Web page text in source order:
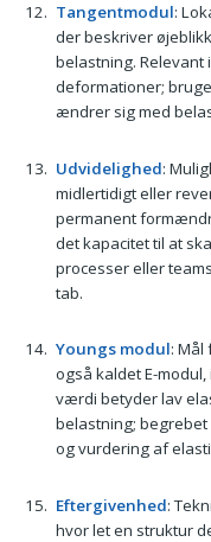
Tangentmodul:
der beskriver
belastning.
deformationer;
ændrer sig med
Udvidelighed:
midlertidigt eller
permanent
det kapacitet til at
processer eller
tab.
Youngs modul:
også kaldet E-
værdi betyder lav
belastning;
og vurdering af
Eftergivenhed:
hvor let en struktur